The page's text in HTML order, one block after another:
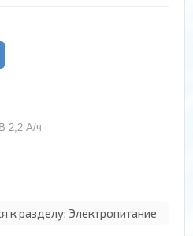
2,2 А/ч
к разделу: Электропитание